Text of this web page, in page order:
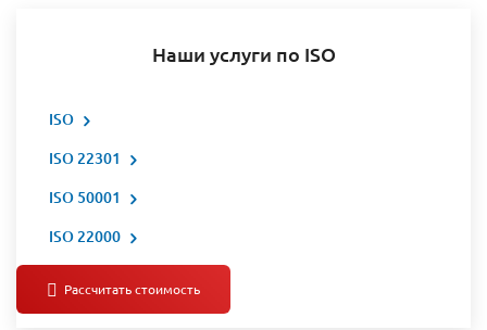
Наши услуги по ISO
ISO
ISO 22301
ISO 50001
ISO 22000